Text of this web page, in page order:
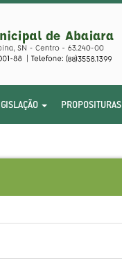
PROPOSITURAS